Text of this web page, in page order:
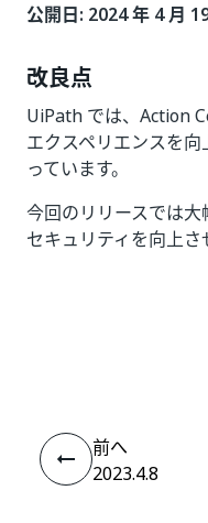
公開日: 2024 年 4 月
改良点
UiPath では、Action
エクスペリエンスを
っています。
今回のリリースでは
セキュリティを向上さ
前へ
2023.4.8